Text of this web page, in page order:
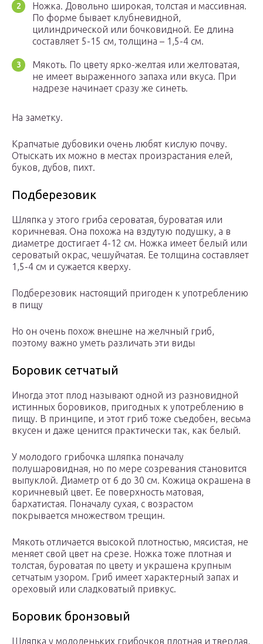
Ножка. Довольно широкая, толстая и массивная.
По форме бывает клубневидной,
цилиндрической или бочковидной. Ее длина
составляет 5-15 см, толщина – 1,5-4 см.
Мякоть. По цвету ярко-желтая или желтоватая,
не имеет выраженного запаха или вкуса. При
надрезе начинает сразу же синеть.
На заметку.
Крапчатые дубовики очень любят кислую почву.
Отыскать их можно в местах произрастания елей,
буков, дубов, пихт.
Подберезовик
Шляпка у этого гриба сероватая, буроватая или
коричневая. Она похожа на вздутую подушку, а в
диаметре достигает 4-12 см. Ножка имеет белый или
сероватый окрас, чешуйчатая. Ее толщина составляет
1,5-4 см и сужается кверху.
Подберезовик настоящий пригоден к употреблению
в пищу
Но он очень похож внешне на желчный гриб,
поэтому важно уметь различать эти виды
Боровик сетчатый
Иногда этот плод называют одной из разновидной
истинных боровиков, пригодных к употреблению в
пищу. В принципе, и этот гриб тоже съедобен, весьма
вкусен и даже ценится практически так, как белый.
У молодого грибочка шляпка поначалу
полушаровидная, но по мере созревания становится
выпуклой. Диаметр от 6 до 30 см. Кожица окрашена в
коричневый цвет. Ее поверхность матовая,
бархатистая. Поначалу сухая, с возрастом
покрывается множеством трещин.
Мякоть отличается высокой плотностью, мясистая, не
меняет свой цвет на срезе. Ножка тоже плотная и
толстая, буроватая по цвету и украшена крупным
сетчатым узором. Гриб имеет характерный запах и
ореховый или сладковатый привкус.
Боровик бронзовый
Шляпка у молоденьких грибочков плотная и твердая,